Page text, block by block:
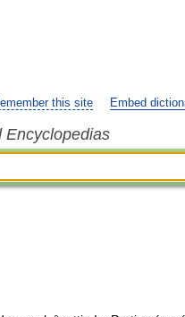
this site Embed
Encyclopedias